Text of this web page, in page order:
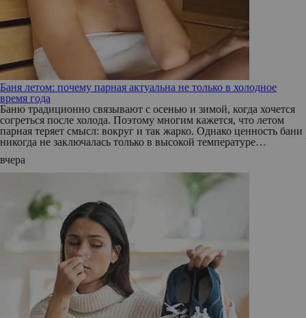
Баня летом: почему парная актуальна не только в холодное
время года
Баню традиционно связывают с осенью и зимой, когда хочется
согреться после холода. Поэтому многим кажется, что летом
парная теряет смысл: вокруг и так жарко. Однако ценность бани
никогда не заключалась только в высокой температуре…
вчера